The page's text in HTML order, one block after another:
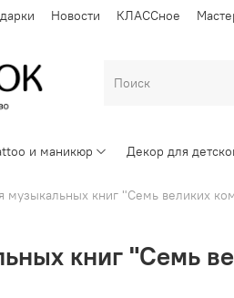
Новости КЛАССное
и маникюр Декор для
музыкальных книг "Семь великих
книг "Семь